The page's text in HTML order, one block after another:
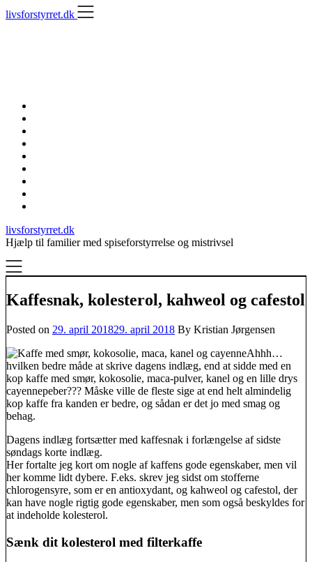
Skip
to
livsforstyrret.dk
livsforstyrret.dk
Hjælp til familier med spiseforstyrrelse og mistrivsel
Kaffesnak, kolesterol, kahweol og cafestol
Posted on 29. april 201829. april 2018 By Kristian Jørgensen
Ahhh…
hvilken bedre måde at skrive dagens indlæg, end at sidde med en
kop kaffe med smør, kokosolie, maca-pulver, kanel og en lille drys
cayennepeber??? Måske ville de fleste sige at end helt almindelig
kop kaffe fra kanden er bedre, og sådan er det jo med smag og
behag.
Dagens indlæg fortsætter med kaffesnak i forlængelse af sidste
søndags korte indlæg.
Her fortalte jeg kort om nogle af kaffens gode egenskaber, men vil
her komme lidt dybere. F.eks. skrev jeg sidst om stofferne
chlorogensyre, som er en antioxydant, og kahweol og cafestol, der
kan have nogle rigtig gode egenskaber, men som også beskyldes for
at indeholde kolesterol.
Sænk dit kolesterol med filterkaffe